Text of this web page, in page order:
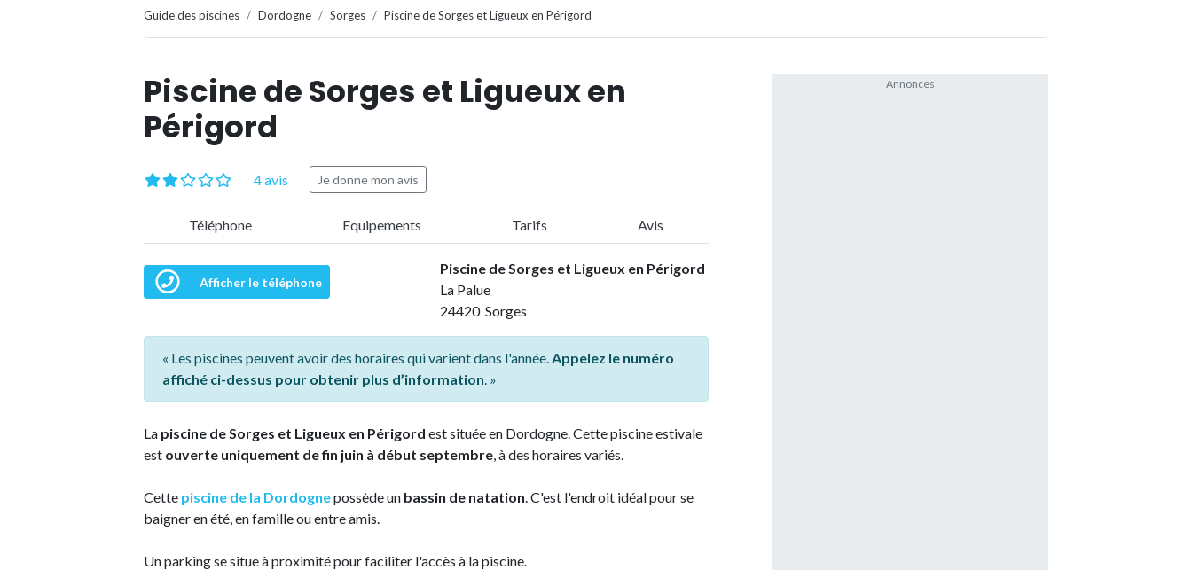
Guide des piscines Dordogne Sorges Piscine de Sorges et Ligueux en Périgord
Piscine de Sorges et Ligueux en
Périgord
4 avis Je donne mon avis
Téléphone Equipements Tarifs Avis
Afficher le téléphone
Piscine de Sorges et Ligueux en Périgord
La Palue
24420 Sorges
« Les piscines peuvent avoir des horaires qui varient dans l'année.Appelez le numéro
affiché ci-dessus pour obtenir plus d’information. »
La piscine de Sorges et Ligueux en Périgord est située en Dordogne. Cette piscine estivale
est ouverte uniquement de fin juin à début septembre, à des horaires variés.
Cette piscine de la Dordognepossède un bassin de natation. C'est l'endroit idéal pour se
baigner en été, en famille ou entre amis.
Un parking se situe à proximité pour faciliter l'accès à la piscine.